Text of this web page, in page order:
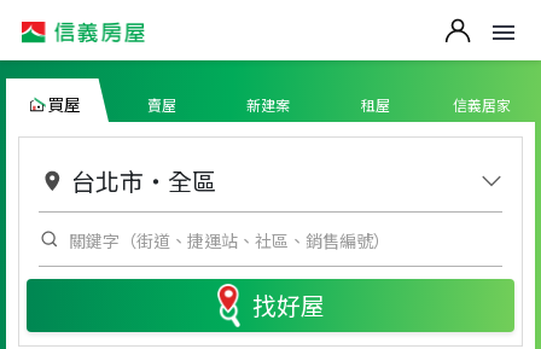
買屋 賣屋 新建案 租屋 信義居家
台北市 ・ 全區
找好屋